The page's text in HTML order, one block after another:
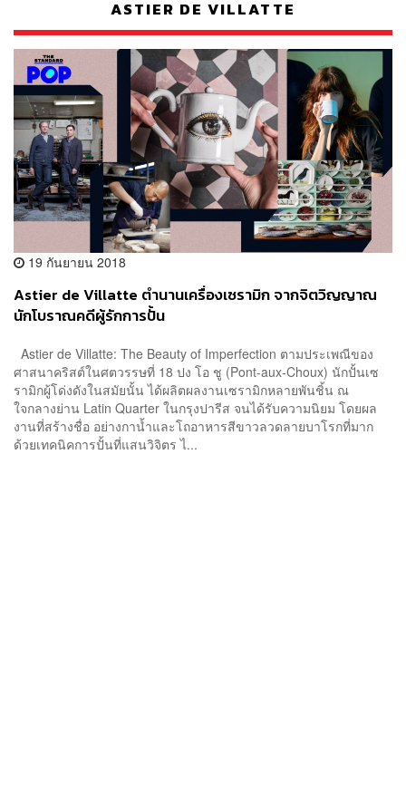
ASTIER DE VILLATTE
19 กันยายน 2018
Astier de Villatte ตำนานเครื่องเซรามิก จากจิตวิญญาณ
นักโบราณคดีผู้รักการปั้น
Astier de Villatte: The Beauty of Imperfection ตามประเพณีของ
ศาสนาคริสต์ในศตวรรษที่ 18 ปง โอ ชู (Pont-aux-Choux) นักปั้นเซ
รามิกผู้โด่งดังในสมัยนั้น ได้ผลิตผลงานเซรามิกหลายพันชิ้น ณ
ใจกลางย่าน Latin Quarter ในกรุงปารีส จนได้รับความนิยม โดยผล
งานที่สร้างชื่อ อย่างกาน้ำและโถอาหารสีขาวลวดลายบาโรกที่มาก
ด้วยเทคนิคการปั้นที่แสนวิจิตร ไ...